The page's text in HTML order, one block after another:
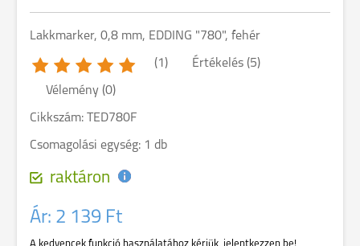
Lakkmarker, 0,8 mm, EDDING "780", fehér
(1) Értékelés (5)
Vélemény (0)
Cikkszám: TED780F
Csomagolási egység: 1 db
raktáron
Ár: 2 139 Ft